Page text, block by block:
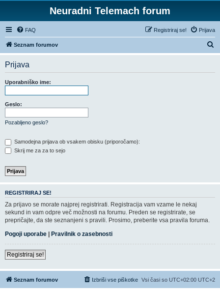
Neuradni Telemach forum
FAQ Prijava
Registriraj se!
Seznam forumov
s
Prijava
Uporabniško ime:
Geslo:
Pozabljeno geslo?
Samodejna prijava ob vsakem obisku (priporočamo):
Skrij me za za to sejo
REGISTRIRAJ SE!
Za prijavo se morate najprej registrirati. Registracija vam vzame le nekaj
sekund in vam odpre več možnosti na forumu. Preden se registrirate, se
prepričajte, da ste seznanjeni s pravili. Prosimo, preberite vsa pravila foruma.
Pogoji uporabe | Pravilnik o zasebnosti
Registriraj se!
Seznam forumov Vsi časi so UTC+02:00 UTC+2
Izbriši vse piškotke